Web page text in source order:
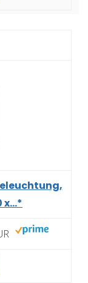
x...*